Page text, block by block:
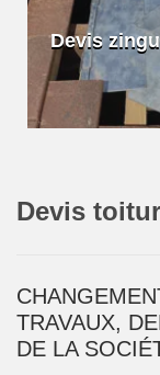
Devis
Devis
TRAVAUX,
DE LA